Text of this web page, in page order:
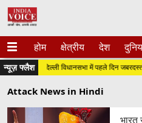
होम क्षेत्रीय देश
न्यूज़ फ्लैशदिल्ली विधानसभा में पहले दिन जबरदस्त
Attack News in Hindi
भारत